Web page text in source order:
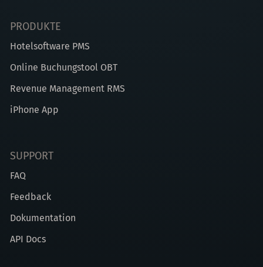
PRODUKTE
Hotelsoftware PMS
Online Buchungstool OBT
Revenue Management RMS
iPhone App
SUPPORT
FAQ
Feedback
Dokumentation
API Docs